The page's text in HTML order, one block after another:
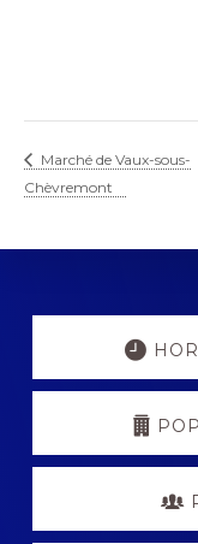
Marché de Vaux-sous-
Chèvremont
Explore